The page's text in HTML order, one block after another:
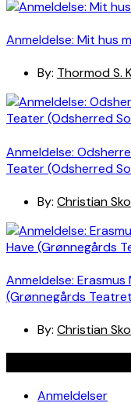
Anmeldelse: Mit hus
By: Thormod S.
Anmeldelse:
Teater (Odsherred
By: Christian
Anmeldelse:
(Grønnegårds
By: Christian
Anmeldelser